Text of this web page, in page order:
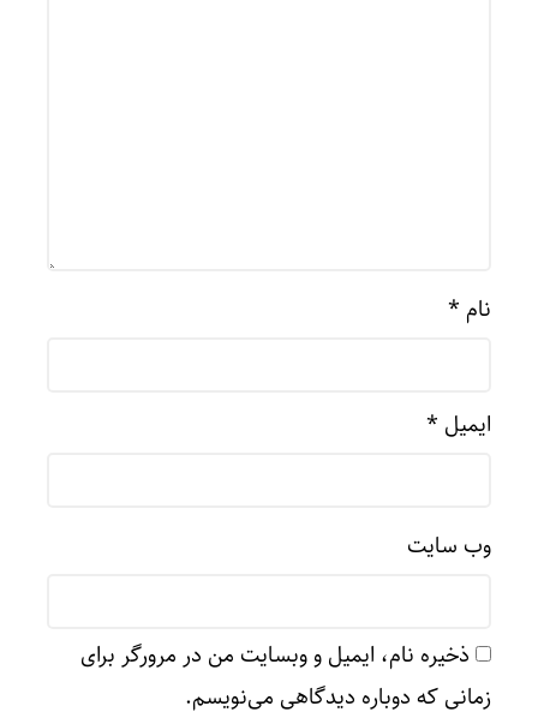
نام *
ایمیل *
وب‌ سایت
ذخیره نام، ایمیل و وبسایت من در مرورگر برای
زمانی که دوباره دیدگاهی می‌نویسم.